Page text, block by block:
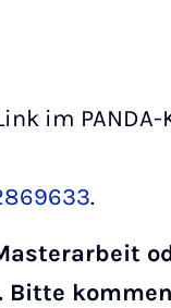
im PANDA-
.